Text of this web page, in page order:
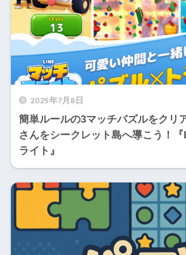
2025年7月8日
簡単ルールの3マッチパズルをクリ
さんをシークレット島へ導こう！
ライト』